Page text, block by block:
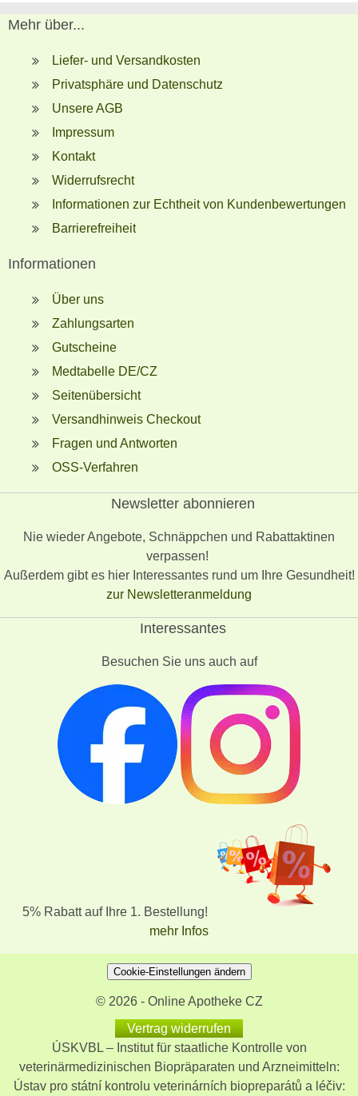
Mehr über...
Liefer- und Versandkosten
Privatsphäre und Datenschutz
Unsere AGB
Impressum
Kontakt
Widerrufsrecht
Informationen zur Echtheit von Kundenbewertungen
Barrierefreiheit
Informationen
Über uns
Zahlungsarten
Gutscheine
Medtabelle DE/CZ
Seitenübersicht
Versandhinweis Checkout
Fragen und Antworten
OSS-Verfahren
Newsletter abonnieren
Nie wieder Angebote, Schnäppchen und Rabattaktinen
verpassen!
Außerdem gibt es hier Interessantes rund um Ihre Gesundheit!
zur Newsletteranmeldung
Interessantes
Besuchen Sie uns auch auf
5% Rabatt auf Ihre 1. Bestellung!
mehr Infos
Cookie-Einstellungen ändern
© 2026 - Online Apotheke CZ
Vertrag widerrufen
ÚSKVBL – Institut für staatliche Kontrolle von
veterinärmedizinischen Biopräparaten und Arzneimitteln:
Ústav pro státní kontrolu veterinárních biopreparátů a léčiv: